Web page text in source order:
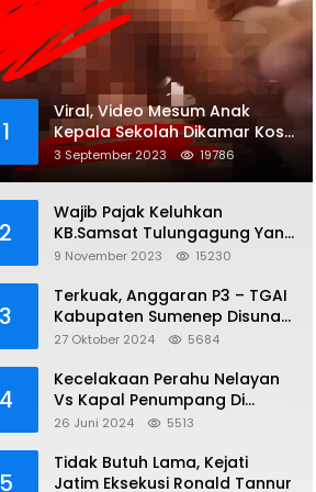
1
Viral, Video Mesum Anak
Kepala Sekolah Dikamar Kos
Sumenep
3 September 2023 19786
2
Wajib Pajak Keluhkan
KB.Samsat Tulungagung Yang
Diduga Legalkan Pungli
9 November 2023 15230
3
Terkuak, Anggaran P3 – TGAI
Kabupaten Sumenep Disunat,
Inisial S ; 35 persen Bagian
27 Oktober 2024 5684
Kecelakaan Perahu Nelayan
Vs Kapal Penumpang Di
Perairan Gili Iyang, 3 Orang
26 Juni 2024 5513
Tidak Butuh Lama, Kejati
Jatim Eksekusi Ronald Tannur